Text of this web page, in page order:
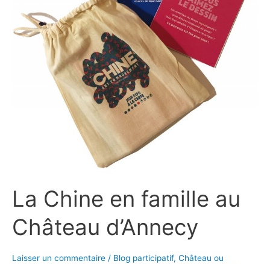
La Chine en famille au
Château d’Annecy
Laisser un commentaire / Blog participatif, Château ou